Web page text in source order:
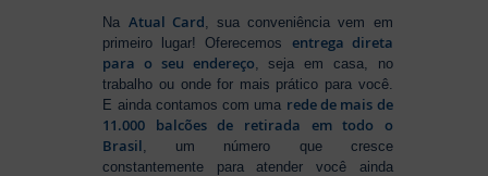
Na Atual Card, sua conveniência vem em
primeiro lugar! Oferecemos entrega direta
para o seu endereço, seja em casa, no
trabalho ou onde for mais prático para você.
E ainda contamos com uma rede de mais de
11.000 balcões de retirada em todo o
Brasil, um número que cresce
constantemente para atender você ainda